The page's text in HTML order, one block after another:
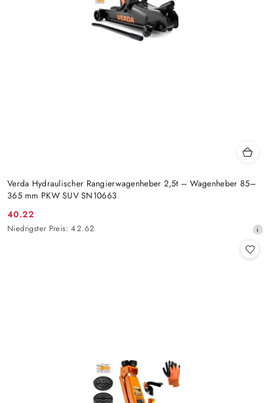
Verda Hydraulischer Rangierwagenheber 2,5t – Wagenheber 85–
365 mm PKW SUV SN10663
Aktionspreis:
40.22
Niedrigster
Niedrigster Preis: 42.62